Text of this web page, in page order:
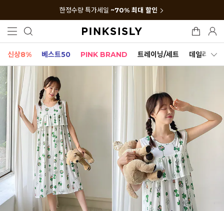
한정수량 특가세일 ~70% 최대 할인
신상8% 베스트50 PINK BRAND 트레이닝/세트 데일리세트